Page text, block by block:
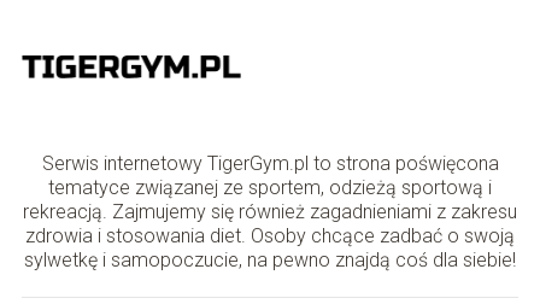
Serwis internetowy TigerGym.pl to strona poświęcona
tematyce związanej ze sportem, odzieżą sportową i
rekreacją. Zajmujemy się również zagadnieniami z zakresu
zdrowia i stosowania diet. Osoby chcące zadbać o swoją
sylwetkę i samopoczucie, na pewno znajdą coś dla siebie!